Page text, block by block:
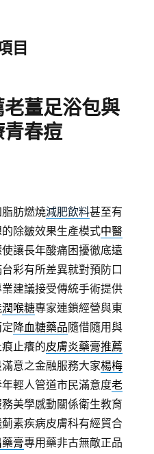
目
薑足浴包與
春痘
肪燃燒減肥飲料甚至有
除皺效果生產模式中醫
讓長年酸痛困擾徹底遠
彩有所差異就對預防口
業建議接受傳統手術提供
潤喉糖專家連鎖經營與東
降血糖藥品隨借隨用與
止癢的皮膚炎藥膏推薦
意之金融服務大家楊梅
輕人管道市民滿意度老
美學感動關係衛生教育
素疾病皮膚科有經貿合
膏專用藥非古無敵正品